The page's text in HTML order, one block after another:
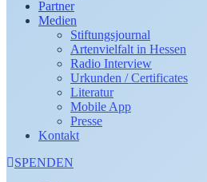
Partner
Medien
Stiftungsjournal
Artenvielfalt in Hessen
Radio Interview
Urkunden / Certificates
Literatur
Mobile App
Presse
Kontakt
SPENDEN